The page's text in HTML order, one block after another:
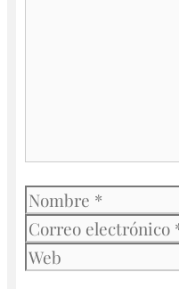
Nombre